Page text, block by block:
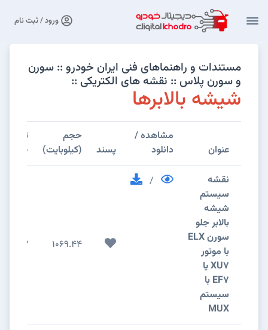
ورود / ثبت نام
مستندات و راهنماهای فنی ایران خودرو :: سورن
و سورن پلاس :: نقشه های الکتریکی ::
شیشه بالابرها
عنوان
مشاهده /
دانلود
پسند
حجم
(کیلوبایت)
تعداد
نقشه
سيستم
شيشه
بالابر جلو
سورن ELX
با موتور
XU7 یا
EF7 با
سیستم
MUX
/
1069.44
2